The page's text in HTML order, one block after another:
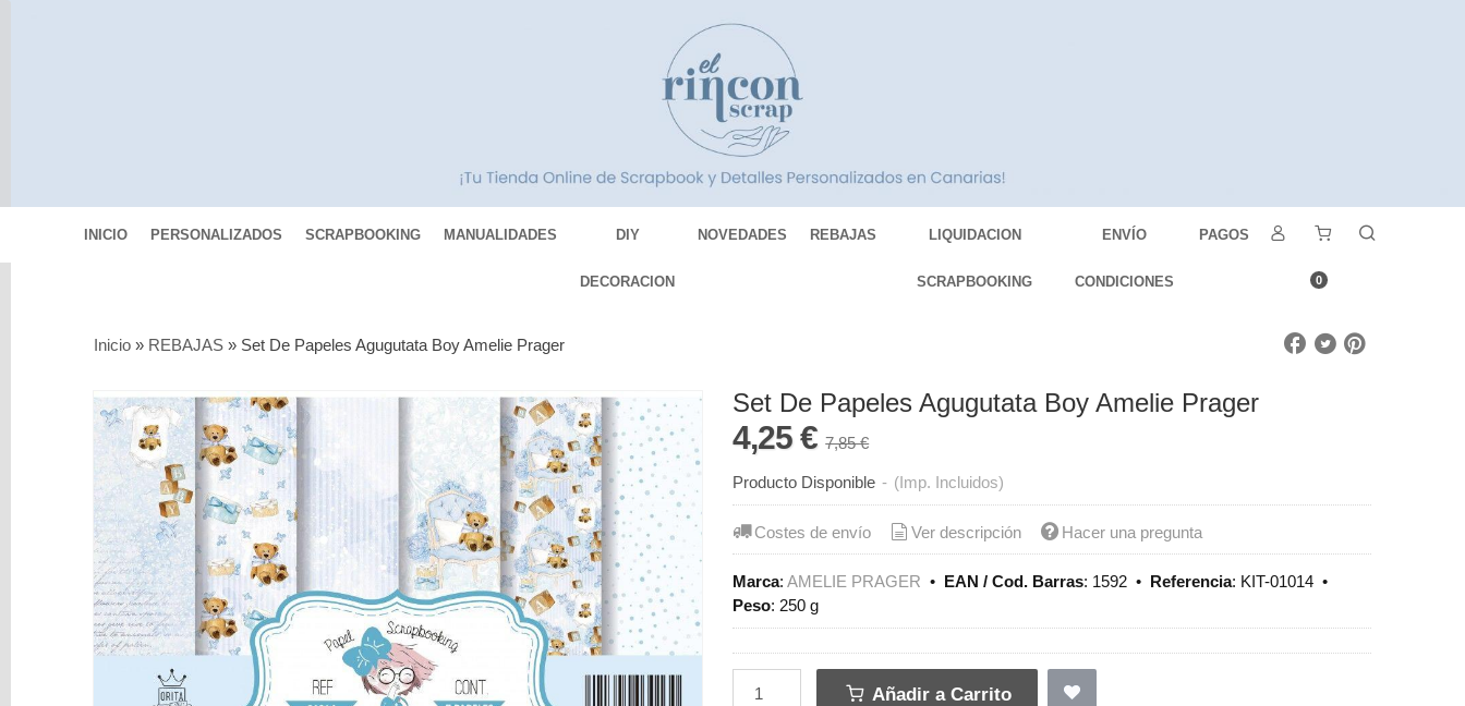
INICIO PERSONALIZADOS SCRAPBOOKING MANUALIDADES DIY
DECORACION
NOVEDADES REBAJAS LIQUIDACION
SCRAPBOOKING
ENVÍO
CONDICIONES
PAGOS
0
MIXED
MEDIA
Pinturas
Mediums
Máquinas
Vinilos
Inicio » REBAJAS » Set De Papeles Agugutata Boy Amelie Prager
Set De Papeles Agugutata Boy Amelie Prager
4,25 €7,85 €
Producto Disponible - (Imp. Incluidos)
Costes de envío Ver descripción Hacer una pregunta
Marca:AMELIE PRAGER • EAN / Cod. Barras: 1592 • Referencia: KIT-01014 •
Peso: 250 g
Añadir a Carrito